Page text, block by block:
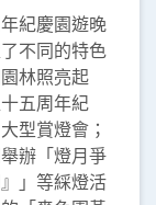
紀慶園遊晚
不同的特色
林照亮起
五周年紀
型賞燈會；
辦「燈月爭
」等綵燈活